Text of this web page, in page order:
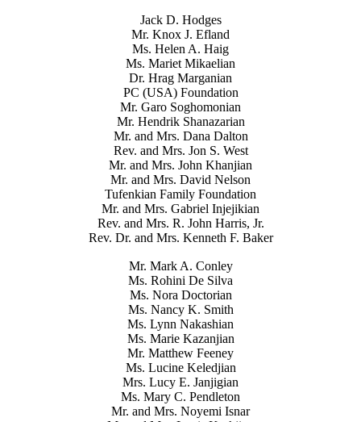
Jack D. Hodges
Mr. Knox J. Efland
Ms. Helen A. Haig
Ms. Mariet Mikaelian
Dr. Hrag Marganian
PC (USA) Foundation
Mr. Garo Soghomonian
Mr. Hendrik Shanazarian
Mr. and Mrs. Dana Dalton
Rev. and Mrs. Jon S. West
Mr. and Mrs. John Khanjian
Mr. and Mrs. David Nelson
Tufenkian Family Foundation
Mr. and Mrs. Gabriel Injejikian
Rev. and Mrs. R. John Harris, Jr.
Rev. Dr. and Mrs. Kenneth F. Baker
Mr. Mark A. Conley
Ms. Rohini De Silva
Ms. Nora Doctorian
Ms. Nancy K. Smith
Ms. Lynn Nakashian
Ms. Marie Kazanjian
Mr. Matthew Feeney
Ms. Lucine Keledjian
Mrs. Lucy E. Janjigian
Ms. Mary C. Pendleton
Mr. and Mrs. Noyemi Isnar